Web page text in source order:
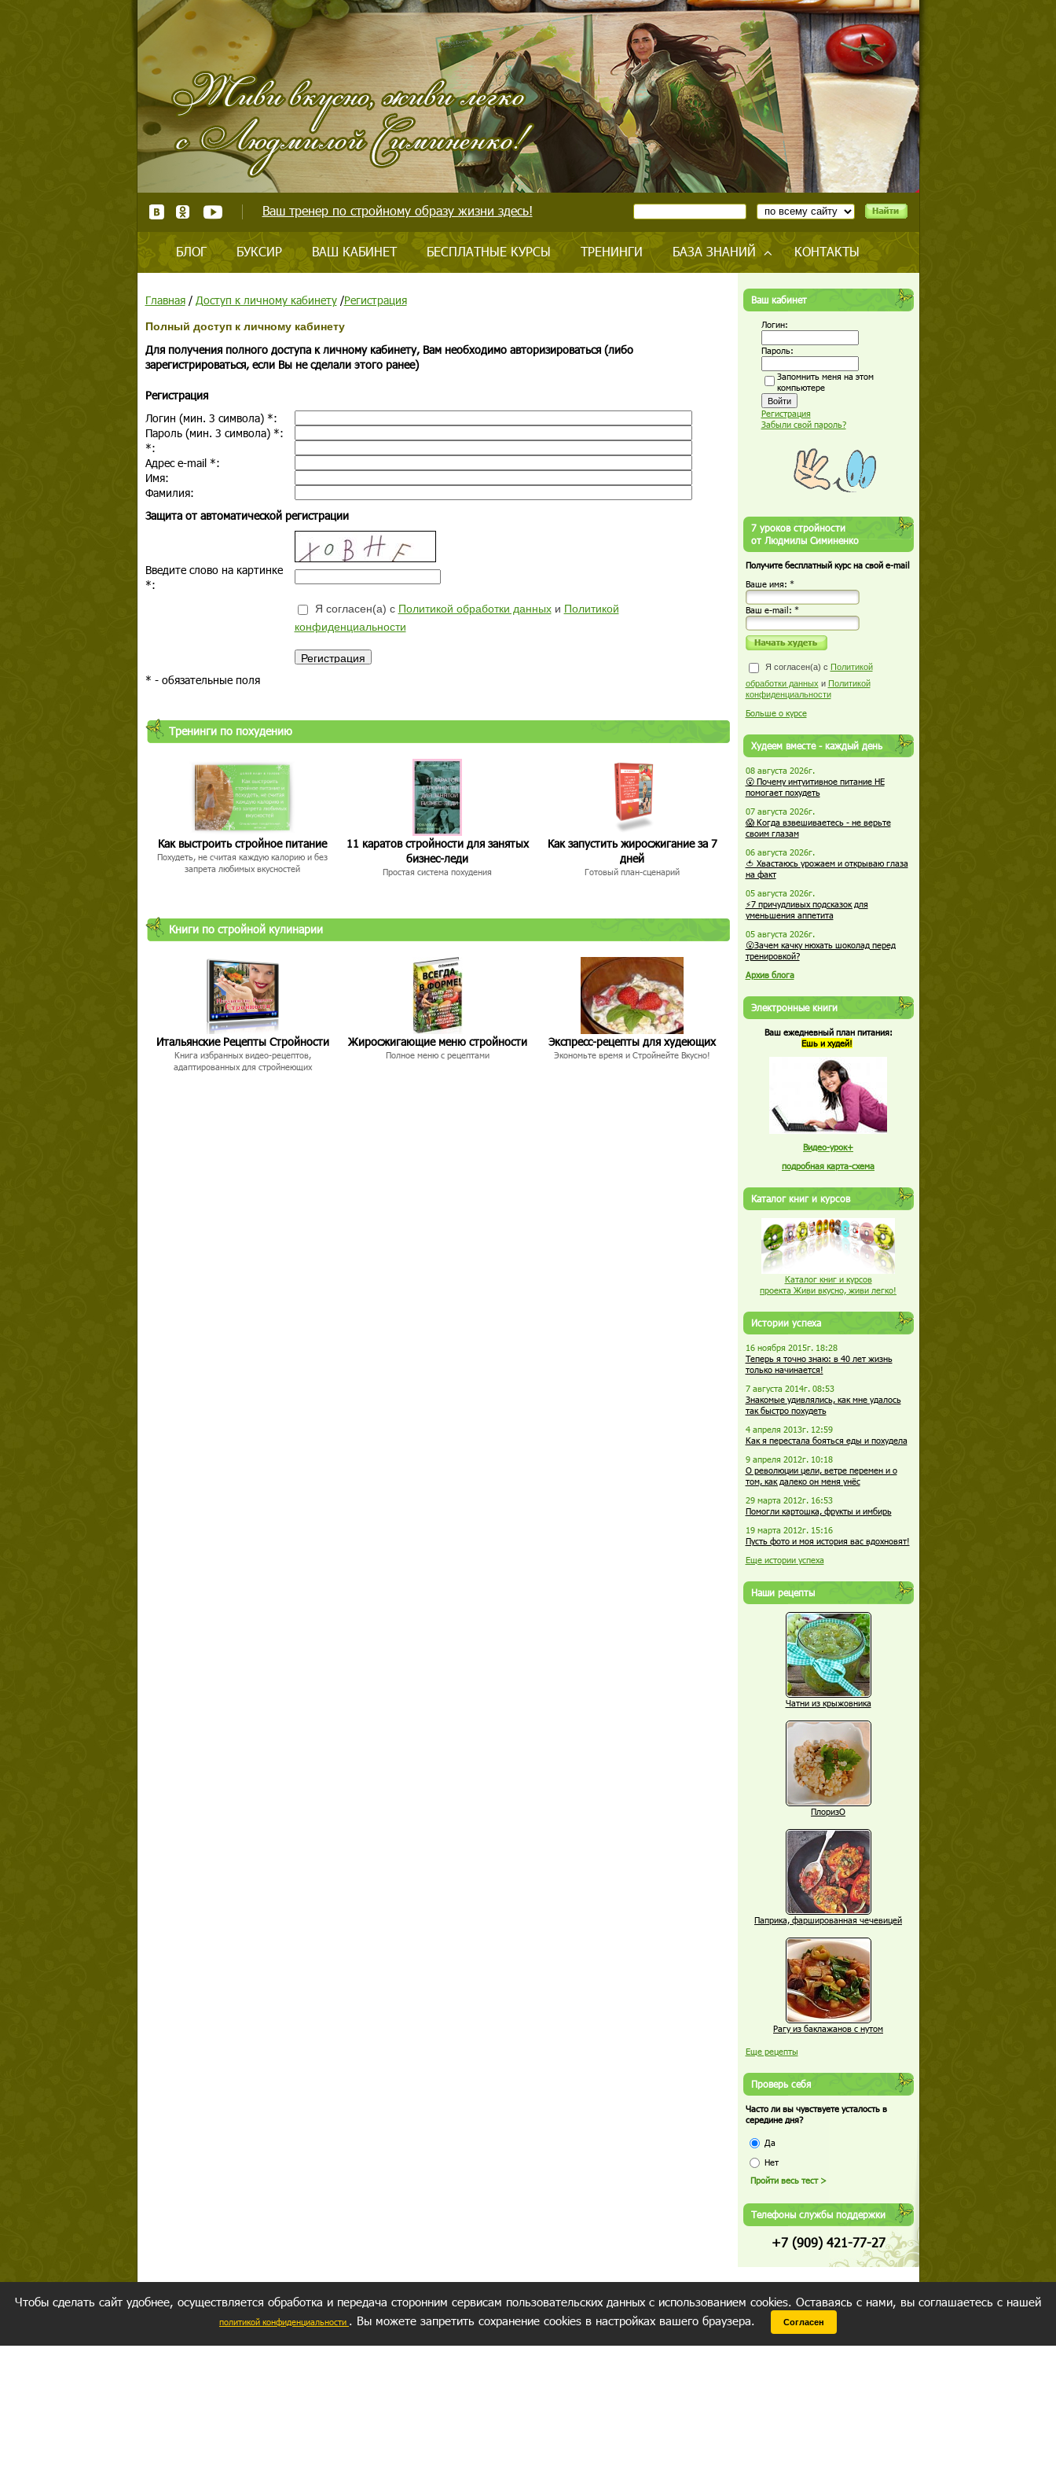
Ваш тренер по стройному образу жизни здесь!
БЛОГ БУКСИР ВАШ КАБИНЕТ БЕСПЛАТНЫЕ КУРСЫ ТРЕНИНГИ БАЗА ЗНАНИЙ КОНТАКТЫ
Главная/ Доступ к личному кабинету/Регистрация
Полный доступ к личному кабинету
Для получения полного доступа к личному кабинету, Вам необходимо авторизироваться (либо
зарегистрироваться, если Вы не сделали этого ранее)
Регистрация
Логин (мин. 3 символа) *:
Пароль (мин. 3 символа) *:
*:
Адрес e-mail *:
Имя:
Фамилия:
Защита от автоматической регистрации
Введите слово на картинке
*:
Я согласен(а) с Политикой обработки данныхи Политикой
конфиденциальности
* - обязательные поля
Тренинги по похудению
Как выстроить стройное питание
Похудеть, не считая каждую калорию и без
запрета любимых вкусностей
11 каратов стройности для занятых
бизнес-леди
Простая система похудения
Как запустить жиросжигание за 7
дней
Готовый план-сценарий
Книги по стройной кулинарии
Итальянские Рецепты Стройности
Книга избранных видео-рецептов,
адаптированных для стройнеющих
Жиросжигающие меню стройности
Полное меню с рецептами
Экспресс-рецепты для худеющих
Экономьте время и Стройнейте Вкусно!
Ваш кабинет
Логин:
Пароль:
Запомнить меня на этом
компьютере
Регистрация
Забыли свой пароль?
7 уроков стройности
от Людмилы Симиненко
Получите бесплатный курс на свой e-mail
Ваше имя: *
Ваш е-mail: *
Я согласен(а) с Политикой
обработки данных и Политикой
конфиденциальности
Больше о курсе
Худеем вместе - каждый день
08 августа 2026г.
😮 Почему интуитивное питание НЕ
помогает похудеть
07 августа 2026г.
😱 Когда взвешиваетесь - не верьте
своим глазам
06 августа 2026г.
🍅 Хвастаюсь урожаем и открываю глаза
на факт
05 августа 2026г.
⚡7 причудливых подсказок для
уменьшения аппетита
05 августа 2026г.
😮Зачем качку нюхать шоколад перед
тренировкой?
Архив блога
Электронные книги
Ваш ежедневный план питания:
Ешь и худей!
Видео-урок+
подробная карта-схема
Каталог книг и курсов
Каталог книг и курсов
проекта Живи вкусно, живи легко!
Истории успеха
16 ноября 2015г. 18:28
Теперь я точно знаю: в 40 лет жизнь
только начинается!
7 августа 2014г. 08:53
Знакомые удивлялись, как мне удалось
так быстро похудеть
4 апреля 2013г. 12:59
Как я перестала бояться еды и похудела
9 апреля 2012г. 10:18
О революции цели, ветре перемен и о
том, как далеко он меня унёс
29 марта 2012г. 16:53
Помогли картошка, фрукты и имбирь
19 марта 2012г. 15:16
Пусть фото и моя история вас вдохновят!
Еще истории успеха
Наши рецепты
Чатни из крыжовника
ПлоризО
Паприка, фаршированная чечевицей
Рагу из баклажанов с нутом
Еще рецепты
Проверь себя
Часто ли вы чувствуете усталость в
середине дня?
Да
Нет
Телефоны службы поддержки
+7 (909) 421-77-27
Чтобы сделать сайт удобнее, осуществляется обработка и передача сторонним сервисам пользовательских данных с использованием cookies. Оставаясь с нами, вы соглашаетесь с нашей
политикой конфиденциальности . Вы можете запретить сохранение cookies в настройках вашего браузера. Согласен